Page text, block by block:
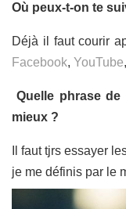
Où peux-t-on te
Déjà il faut courir
Facebook, YouTube,
Quelle phrase
mieux ?
Il faut tjrs essayer
je me définis par le